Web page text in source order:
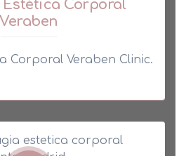
Corporal
Veraben
Corporal Veraben Clinic.